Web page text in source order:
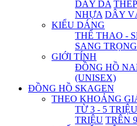
DÂY DA
NHỰA DÂY
KIỂU DÁNG
THỂ THAO -
SANG TRỌNG
GIỚI TÍNH
ĐỒNG HỒ
(UNISEX)
ĐỒNG HỒ SKAGEN
THEO KHOẢNG
TỪ 3 - 5 TRIỆU
TRIỆU TRÊN